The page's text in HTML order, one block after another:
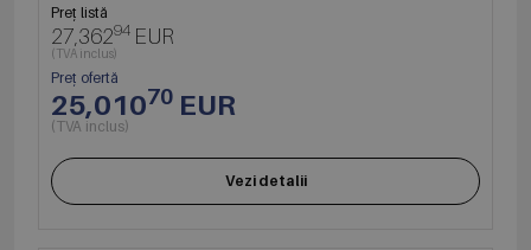
Preț listă
27,36294 EUR
(TVA inclus)
Preț ofertă
25,01070 EUR
(TVA inclus)
Vezi detalii